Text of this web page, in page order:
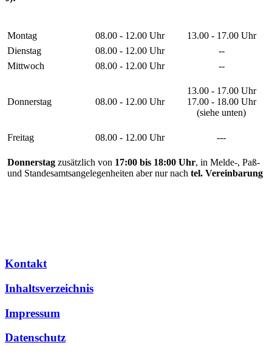
Montag 08.00 - 12.00 Uhr
13.00 - 17.00 Uhr
Dienstag
08.00 - 12.00 Uhr
--
Mittwoch
08.00 - 12.00 Uhr --
Donnerstag 08.00 - 12.00 Uhr
13.00 - 17.00 Uhr
17.00 - 18.00 Uhr
(siehe unten)
Freitag 08.00 - 12.00 Uhr ---
Donnerstag zusätzlich von 17:00 bis 18:00 Uhr, in Melde-, Paß-
und Standesamtsangelegenheiten aber nur nach tel. Vereinbarung
Kontakt
Inhaltsverzeichnis
Impressum
Datenschutz